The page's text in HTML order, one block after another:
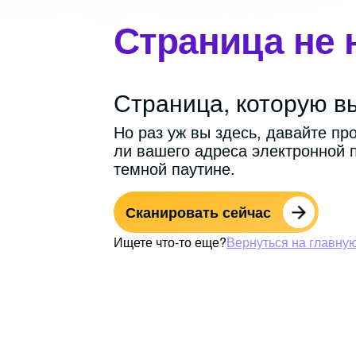
Страница не
Страница, которую
Но раз уж вы здесь, давайте
ли вашего адреса электронной
темной паутине.
Сканировать сейчас
Ищете что-то еще?Вернуться на